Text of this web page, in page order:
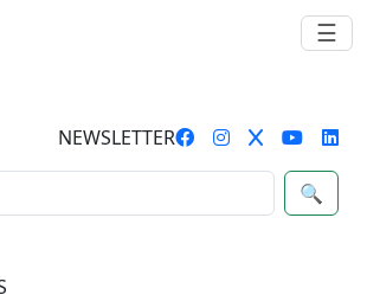
☰
NEWSLETTER
🔍